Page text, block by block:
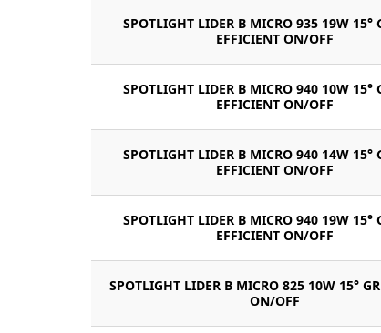
SPOTLIGHT LIDER B MICRO 935 19W 15°
EFFICIENT ON/OFF
SPOTLIGHT LIDER B MICRO 940 10W 15°
EFFICIENT ON/OFF
SPOTLIGHT LIDER B MICRO 940 14W 15°
EFFICIENT ON/OFF
SPOTLIGHT LIDER B MICRO 940 19W 15°
EFFICIENT ON/OFF
SPOTLIGHT LIDER B MICRO 825 10W 15°
ON/OFF